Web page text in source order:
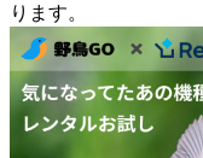
ります。